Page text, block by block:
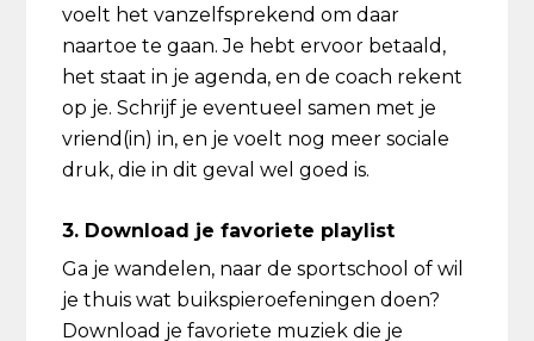
voelt het vanzelfsprekend om daar
naartoe te gaan. Je hebt ervoor betaald,
het staat in je agenda, en de coach rekent
op je. Schrijf je eventueel samen met je
vriend(in) in, en je voelt nog meer sociale
druk, die in dit geval wel goed is.
3. Download je favoriete playlist
Ga je wandelen, naar de sportschool of wil
je thuis wat buikspieroefeningen doen?
Download je favoriete muziek die je